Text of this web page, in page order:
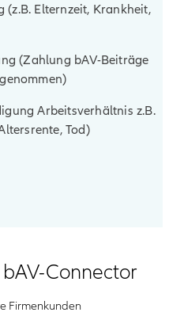
(z.B. Elternzeit, Krankheit,
(Zahlung bAV-Beiträge
Arbeitsverhältnis z.B.
Tod)
Connector
Firmenkunden